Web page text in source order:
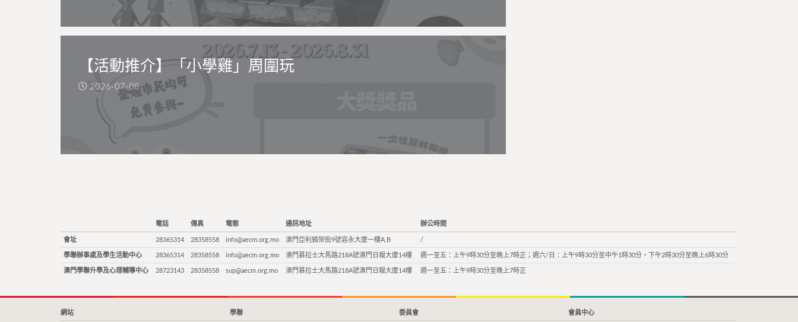
【活動推介】「小學雞」周圍玩
2026-07-08
電話 傳真 電郵 通訊地址 辦公時間
會址 28365314 28358558 info@aecm.org.mo 澳門亞利鴉架街9號容永大廈一樓A,B /
學聯辦事處及學生活動中心 28365314 28358558 info@aecm.org.mo 澳門慕拉士大馬路218A號澳門日報大廈14樓 週一至五：上午9時30分至晚上7時正；週六/日：上午9時30分至中午1時30分，下午2時30分至晚上6時30分
澳門學聯升學及心理輔導中心 28723143 28358558 sup@aecm.org.mo 澳門慕拉士大馬路218A號澳門日報大廈14樓 週一至五：上午9時30分至晚上7時正
網站 學聯 委員會 會員中心